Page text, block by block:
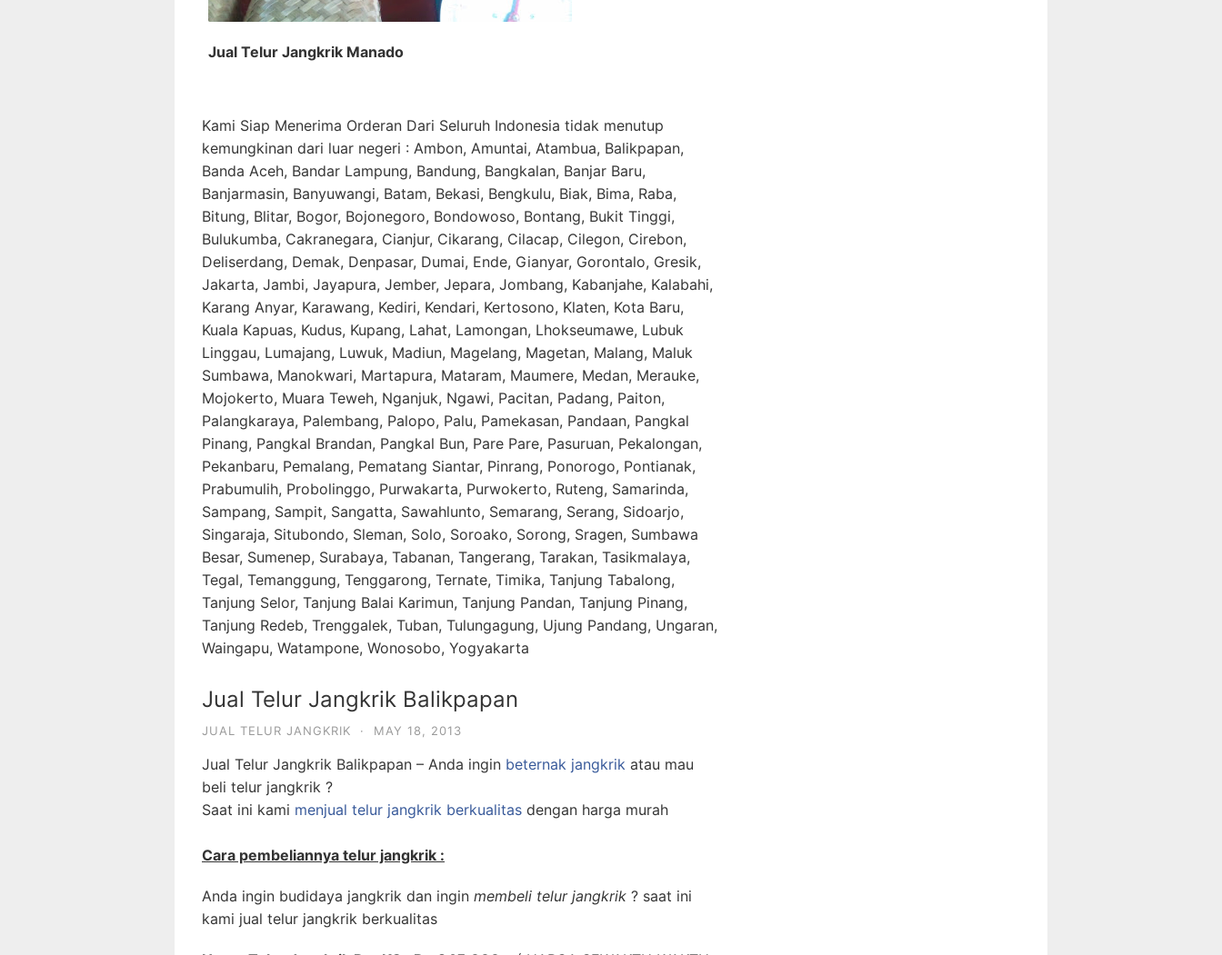
Jual Telur Jangkrik Manado
Kami Siap Menerima Orderan Dari Seluruh Indonesia tidak menutup
kemungkinan dari luar negeri : Ambon, Amuntai, Atambua, Balikpapan,
Banda Aceh, Bandar Lampung, Bandung, Bangkalan, Banjar Baru,
Banjarmasin, Banyuwangi, Batam, Bekasi, Bengkulu, Biak, Bima, Raba,
Bitung, Blitar, Bogor, Bojonegoro, Bondowoso, Bontang, Bukit Tinggi,
Bulukumba, Cakranegara, Cianjur, Cikarang, Cilacap, Cilegon, Cirebon,
Deliserdang, Demak, Denpasar, Dumai, Ende, Gianyar, Gorontalo, Gresik,
Jakarta, Jambi, Jayapura, Jember, Jepara, Jombang, Kabanjahe, Kalabahi,
Karang Anyar, Karawang, Kediri, Kendari, Kertosono, Klaten, Kota Baru,
Kuala Kapuas, Kudus, Kupang, Lahat, Lamongan, Lhokseumawe, Lubuk
Linggau, Lumajang, Luwuk, Madiun, Magelang, Magetan, Malang, Maluk
Sumbawa, Manokwari, Martapura, Mataram, Maumere, Medan, Merauke,
Mojokerto, Muara Teweh, Nganjuk, Ngawi, Pacitan, Padang, Paiton,
Palangkaraya, Palembang, Palopo, Palu, Pamekasan, Pandaan, Pangkal
Pinang, Pangkal Brandan, Pangkal Bun, Pare Pare, Pasuruan, Pekalongan,
Pekanbaru, Pemalang, Pematang Siantar, Pinrang, Ponorogo, Pontianak,
Prabumulih, Probolinggo, Purwakarta, Purwokerto, Ruteng, Samarinda,
Sampang, Sampit, Sangatta, Sawahlunto, Semarang, Serang, Sidoarjo,
Singaraja, Situbondo, Sleman, Solo, Soroako, Sorong, Sragen, Sumbawa
Besar, Sumenep, Surabaya, Tabanan, Tangerang, Tarakan, Tasikmalaya,
Tegal, Temanggung, Tenggarong, Ternate, Timika, Tanjung Tabalong,
Tanjung Selor, Tanjung Balai Karimun, Tanjung Pandan, Tanjung Pinang,
Tanjung Redeb, Trenggalek, Tuban, Tulungagung, Ujung Pandang, Ungaran,
Waingapu, Watampone, Wonosobo, Yogyakarta
Jual Telur Jangkrik Balikpapan
JUAL TELUR JANGKRIK · MAY 18, 2013
Jual Telur Jangkrik Balikpapan – Anda ingin beternak jangkrik atau mau
beli telur jangkrik ?
Saat ini kami menjual telur jangkrik berkualitas dengan harga murah
Cara pembeliannya telur jangkrik :
Anda ingin budidaya jangkrik dan ingin membeli telur jangkrik ? saat ini
kami jual telur jangkrik berkualitas